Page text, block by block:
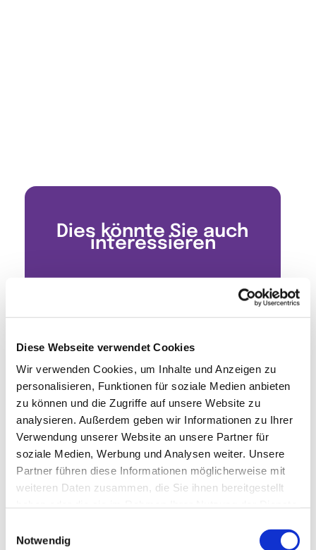
Diese Webseite verwendet Cookies
Wir verwenden Cookies, um Inhalte und Anzeigen zu
personalisieren, Funktionen für soziale Medien anbieten
zu können und die Zugriffe auf unsere Website zu
analysieren. Außerdem geben wir Informationen zu Ihrer
Verwendung unserer Website an unsere Partner für
soziale Medien, Werbung und Analysen weiter. Unsere
Partner führen diese Informationen möglicherweise mit
weiteren Daten zusammen, die Sie ihnen bereitgestellt
Notwendig
Dies könnte Sie auch
interessieren